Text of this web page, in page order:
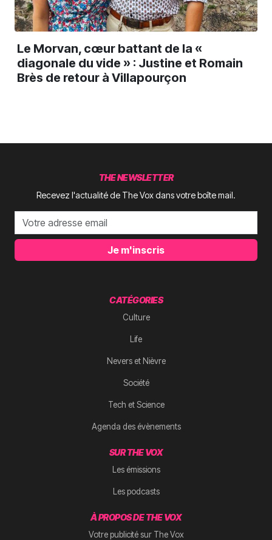
Le Morvan, cœur battant de la «
diagonale du vide » : Justine et Romain
Brès de retour à Villapourçon
THE NEWSLETTER
Recevez l'actualité de The Vox dans votre boîte mail.
Je m'inscris
CATÉGORIES
Culture
Life
Nevers et Nièvre
Société
Tech et Science
Agenda des évènements
SUR THE VOX
Les émissions
Les podcasts
À PROPOS DE THE VOX
Votre publicité sur The Vox